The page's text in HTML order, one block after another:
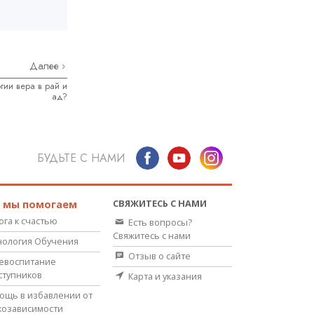
Далее
вера в рай и
ад?
БУДЬТЕ С НАМИ
мы помогаем
к счастью
Обучения
в избавлении от
СВЯЖИТЕСЬ С НАМИ
Есть вопросы?
Свяжитесь с нами
Отзыв о сайте
Карта и указания